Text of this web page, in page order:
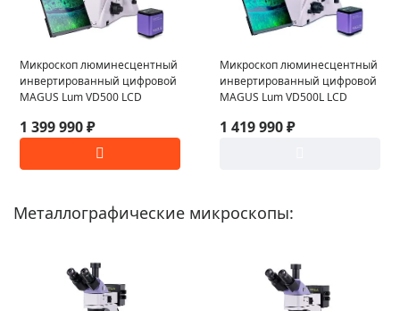
Микроскоп люминесцентный
инвертированный цифровой
MAGUS Lum VD500 LCD
1 399 990 ₽
Микроскоп люминесцентный
инвертированный цифровой
MAGUS Lum VD500L LCD
1 419 990 ₽
Металлографические микроскопы: